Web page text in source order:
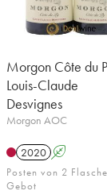
Morgon Côte du
Louis-Claude
Desvignes
Morgon AOC
2020 A
Posten von 2
Gebot